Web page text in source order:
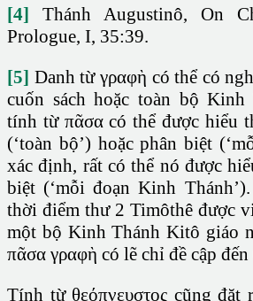
[4] Thánh Augustinô, On
Prologue, I, 35:39.
[5] Danh từ γραφὴ có thể có
cuốn sách hoặc toàn bộ
tính từ πᾶσα có thể được hiểu
(‘toàn bộ’) hoặc phân biệt
xác định, rất có thể nó được
biệt (‘mỗi đoạn Kinh
thời điểm thư 2 Timôthê được
một bộ Kinh Thánh Kitô giáo
πᾶσα γραφὴ có lẽ chỉ đề cập
Tính từ θεόπνευστος cũng đặt